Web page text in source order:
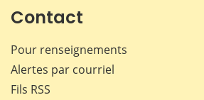
Contact
Pour renseignements
Alertes par courriel
Fils RSS